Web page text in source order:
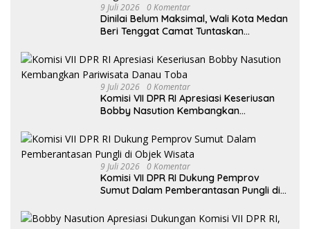
9 Juli 2026 0 Komentar
Dinilai Belum Maksimal, Wali Kota Medan
Beri Tenggat Camat Tuntaskan
9 Juli 2026 0 Komentar
Komisi VII DPR RI Apresiasi Keseriusan
Bobby Nasution Kembangkan
9 Juli 2026 0 Komentar
Komisi VII DPR RI Dukung Pemprov
Sumut Dalam Pemberantasan Pungli di